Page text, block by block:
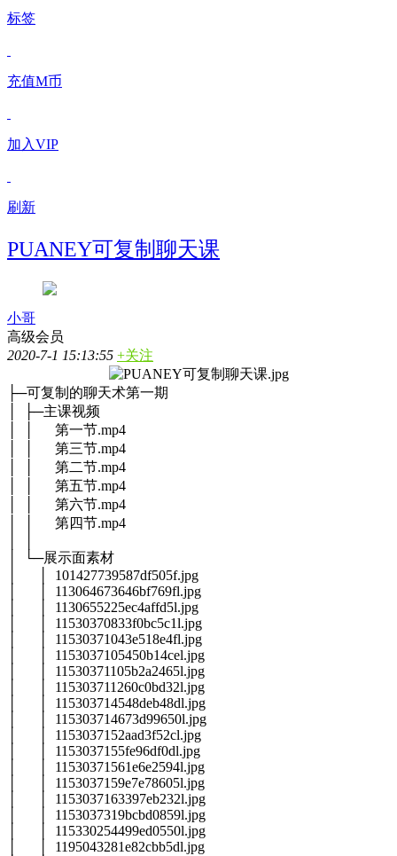
标签
充值M币
加入VIP
刷新
PUANEY可复制聊天课
小哥
高级会员
2020-7-1 15:13:55 +关注
├─可复制的聊天术第一期
│ ├─主课视频
│ │ 第一节.mp4
│ │ 第三节.mp4
│ │ 第二节.mp4
│ │ 第五节.mp4
│ │ 第六节.mp4
│ │ 第四节.mp4
│ └─展示面素材
│ │ 101427739587df505f.jpg
│ │ 113064673646bf769fl.jpg
│ │ 1130655225ec4affd5l.jpg
│ │ 11530370833f0bc5c1l.jpg
│ │ 11530371043e518e4fl.jpg
│ │ 1153037105450b14cel.jpg
│ │ 11530371105b2a2465l.jpg
│ │ 115303711260c0bd32l.jpg
│ │ 115303714548deb48dl.jpg
│ │ 115303714673d99650l.jpg
│ │ 1153037152aad3f52cl.jpg
│ │ 1153037155fe96df0dl.jpg
│ │ 11530371561e6e2594l.jpg
│ │ 1153037159e7e78605l.jpg
│ │ 1153037163397eb232l.jpg
│ │ 1153037319bcbd0859l.jpg
│ │ 115330254499ed0550l.jpg
│ │ 1195043281e82cbb5dl.jpg